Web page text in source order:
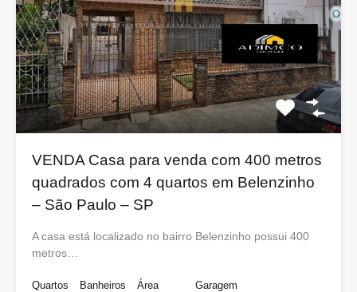
VENDA Casa para venda com 400 metros
quadrados com 4 quartos em Belenzinho
– São Paulo – SP
A casa está localizado no bairro Belenzinho possui 400
metros…
Quartos
Banheiros
Área
Garagem